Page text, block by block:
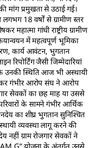
मांग प्रमुखता से उठाई गई।
18 वर्षों से ग्रामीण स्तर
महात्मा गांधी राष्ट्रीय ग्रामीण
में महत्वपूर्ण भूमिका
कार्य आवंटन, भुगतान
रिपोर्टिंग जैसी जिम्मेदारियां
उनकी स्थिति आज भी अस्थायी
गंभीर आरोप संघ ने आरोप
सेवकों का छह माह या उससे
के सामने गंभीर आर्थिक
का शीघ्र भुगतान सुनिश्चित
व्यवस्था लागू करने की
नहीं ग्राम रोजगार सेवकों ने